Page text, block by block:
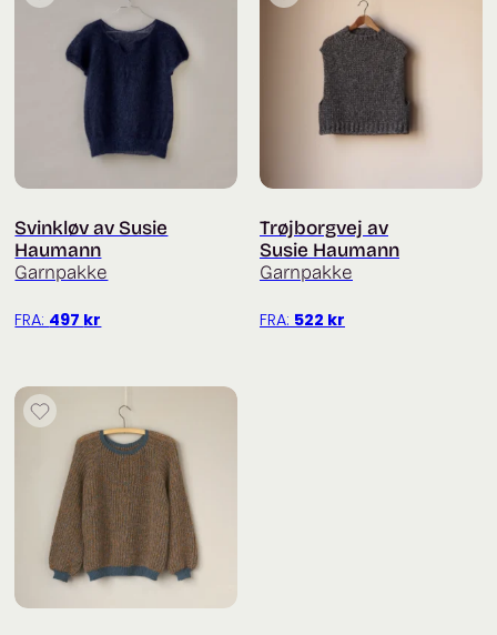
Svinkløv av Susie
Haumann
Garnpakke
FRA: 497 kr
Trøjborgvej av
Susie Haumann
Garnpakke
FRA: 522 kr